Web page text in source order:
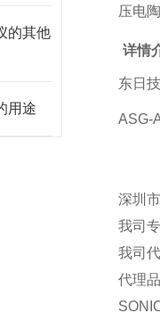
的其他
用途
压电
详情
东日
ASG-
深圳
我司
我司
代理